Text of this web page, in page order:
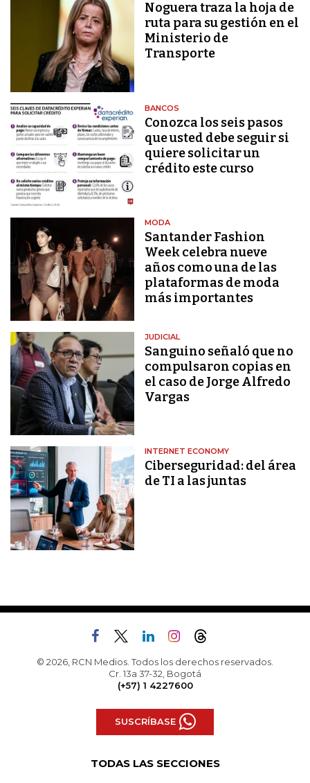
Noguera traza la hoja de
ruta para su gestión en el
Ministerio de
Transporte
BANCOS
Conozca los seis pasos
que usted debe seguir si
quiere solicitar un
crédito este curso
MODA
Santander Fashion
Week celebra nueve
años como una de las
plataformas de moda
más importantes
JUDICIAL
Sanguino señaló que no
compulsaron copias en
el caso de Jorge Alfredo
Vargas
INTERNET ECONOMY
Ciberseguridad: del área
de TI a las juntas
© 2026, RCN Medios. Todos los derechos reservados.
Cr. 13a 37-32, Bogotá
(+57) 1 4227600
SUSCRÍBASE
TODAS LAS SECCIONES